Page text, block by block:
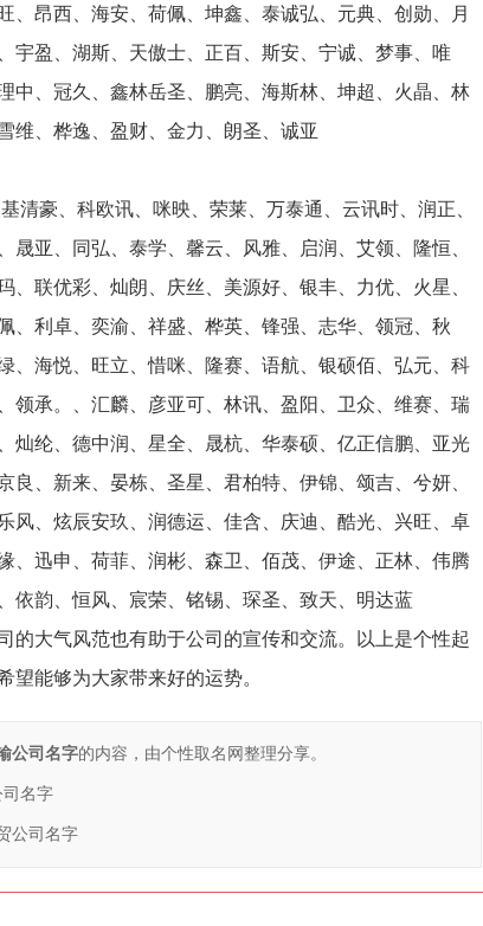
、昂西、海安、荷佩、坤鑫、泰诚弘、元典、创勋、月
宇盈、湖斯、天傲士、正百、斯安、宁诚、梦事、唯
中、冠久、鑫林岳圣、鹏亮、海斯林、坤超、火晶、林
维、桦逸、盈财、金力、朗圣、诚亚
清豪、科欧讯、咪映、荣莱、万泰通、云讯时、润正、
亚、同弘、泰学、馨云、风雅、启润、艾领、隆恒、
联优彩、灿朗、庆丝、美源好、银丰、力优、火星、
、利卓、奕渝、祥盛、桦英、锋强、志华、领冠、秋
、海悦、旺立、惜咪、隆赛、语航、银硕佰、弘元、科
领承。、汇麟、彦亚可、林讯、盈阳、卫众、维赛、瑞
灿纶、德中润、星全、晟杭、华泰硕、亿正信鹏、亚光
、新来、晏栋、圣星、君柏特、伊锦、颂吉、兮妍、
风、炫辰安玖、润德运、佳含、庆迪、酷光、兴旺、卓
、迅申、荷菲、润彬、森卫、佰茂、伊途、正林、伟腾
依韵、恒风、宸荣、铭锡、琛圣、致天、明达蓝
的大气风范也有助于公司的宣传和交流。以上是个性起
望能够为大家带来好的运势。
公司名字的内容，由个性取名网整理分享。
司名字
公司名字